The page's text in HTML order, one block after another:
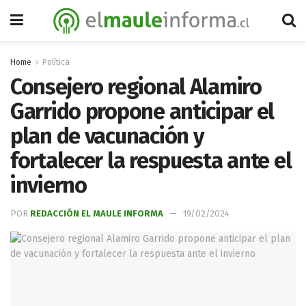
Home Política
Consejero regional Alamiro
Garrido propone anticipar el
plan de vacunación y
fortalecer la respuesta ante el
invierno
POR REDACCIÓN EL MAULE INFORMA 19/02/2024